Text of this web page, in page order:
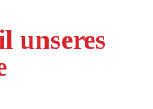
unseres